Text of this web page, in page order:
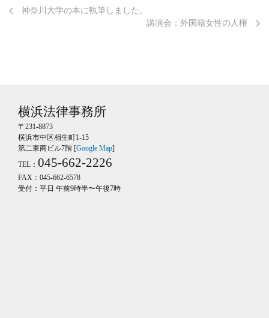
神奈川大学の本に執筆しました。
講演会：外国籍女性の人権
横浜法律事務所
〒231-8873
横浜市中区相生町1-15
第二東商ビル7階 [Google Map]
TEL： 045-662-2226
FAX：045-662-6578
受付：平日 午前9時半〜午後7時